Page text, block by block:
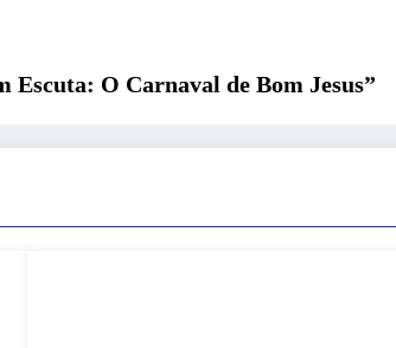
Escuta: O Carnaval de Bom Jesus”